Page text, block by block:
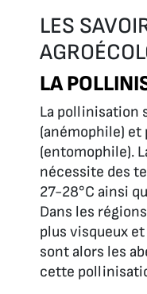
LES
LA
La pollinisation
(anémophile) et
(entomophile).
nécessite des
27-28°C ainsi
Dans les
plus visqueux
sont alors les
cette